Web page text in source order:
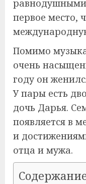
равнодушными
первое место,
Помимо
очень
году он
У пары есть
дочь Дарья.
появляется в
и
отца и мужа.